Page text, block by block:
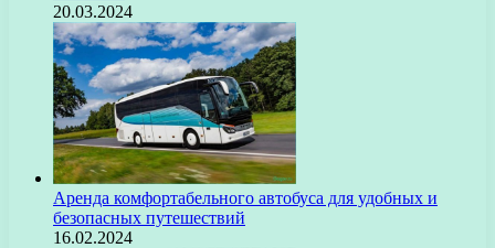
20.03.2024
Аренда комфортабельного автобуса для удобных и
безопасных путешествий
16.02.2024